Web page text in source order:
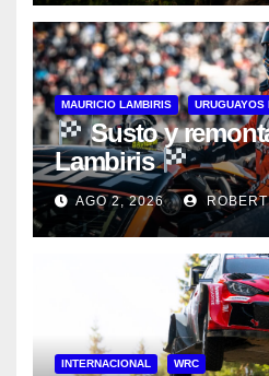
MAURICIO LAMBIRIS
Susto y
Lambiris
AGO 2, 2026
INTERNACIONAL WRC